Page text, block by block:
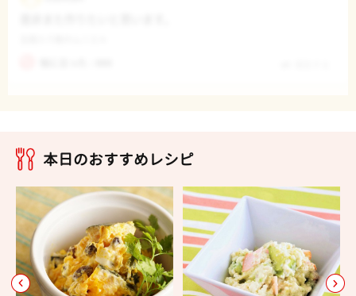
本日のおすすめレシピ